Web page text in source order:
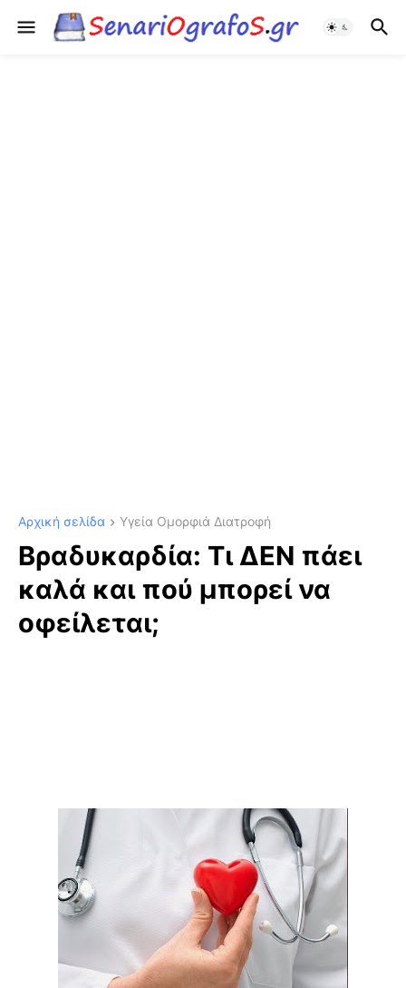
Αρχική σελίδα Υγεία Ομορφιά Διατροφή
Βραδυκαρδία: Τι ΔΕΝ πάει
καλά και πού μπορεί να
οφείλεται;